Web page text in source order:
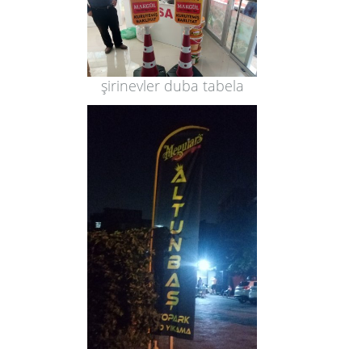
şirinevler duba tabela